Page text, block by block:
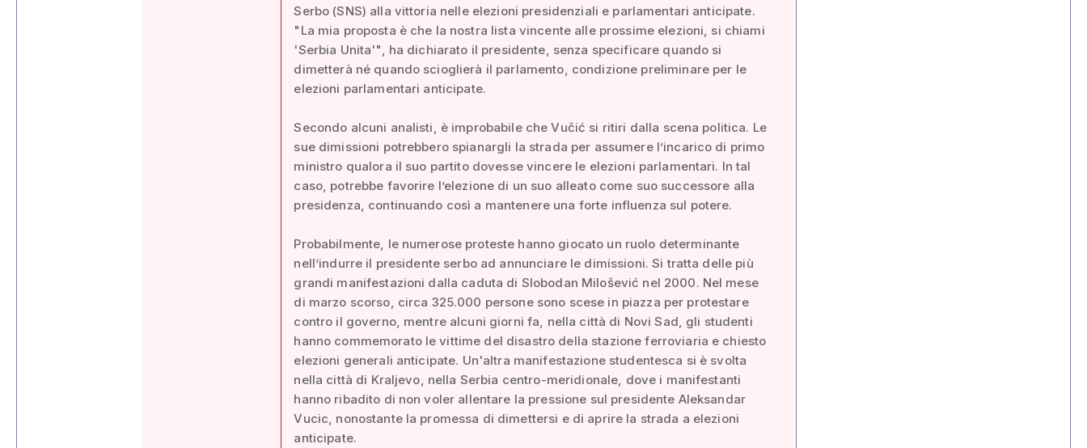
Serbo (SNS) alla vittoria nelle elezioni presidenziali e parlamentari anticipate.
"La mia proposta è che la nostra lista vincente alle prossime elezioni, si chiami
'Serbia Unita'", ha dichiarato il presidente, senza specificare quando si
dimetterà né quando scioglierà il parlamento, condizione preliminare per le
elezioni parlamentari anticipate.
Secondo alcuni analisti, è improbabile che Vučić si ritiri dalla scena politica. Le
sue dimissioni potrebbero spianargli la strada per assumere l’incarico di primo
ministro qualora il suo partito dovesse vincere le elezioni parlamentari. In tal
caso, potrebbe favorire l’elezione di un suo alleato come suo successore alla
presidenza, continuando così a mantenere una forte influenza sul potere.
Probabilmente, le numerose proteste hanno giocato un ruolo determinante
nell’indurre il presidente serbo ad annunciare le dimissioni. Si tratta delle più
grandi manifestazioni dalla caduta di Slobodan Milošević nel 2000. Nel mese
di marzo scorso, circa 325.000 persone sono scese in piazza per protestare
contro il governo, mentre alcuni giorni fa, nella città di Novi Sad, gli studenti
hanno commemorato le vittime del disastro della stazione ferroviaria e chiesto
elezioni generali anticipate. Un'altra manifestazione studentesca si è svolta
nella città di Kraljevo, nella Serbia centro-meridionale, dove i manifestanti
hanno ribadito di non voler allentare la pressione sul presidente Aleksandar
Vucic, nonostante la promessa di dimettersi e di aprire la strada a elezioni
anticipate.